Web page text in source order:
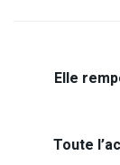
Elle
Toute